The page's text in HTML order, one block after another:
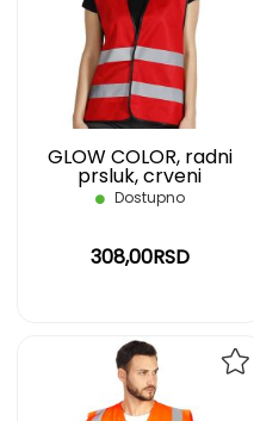
GLOW COLOR, radni
prsluk, crveni
Dostupno
308,00RSD